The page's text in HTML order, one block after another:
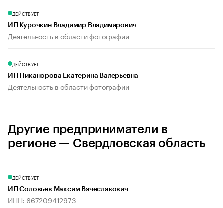
ДЕЙСТВУЕТ
ИП Курочкин Владимир Владимирович
Деятельность в области фотографии
ДЕЙСТВУЕТ
ИП Никанорова Екатерина Валерьевна
Деятельность в области фотографии
Другие предприниматели в
регионе — Свердловская область
ДЕЙСТВУЕТ
ИП Соловьев Максим Вячеславович
ИНН: 667209412973